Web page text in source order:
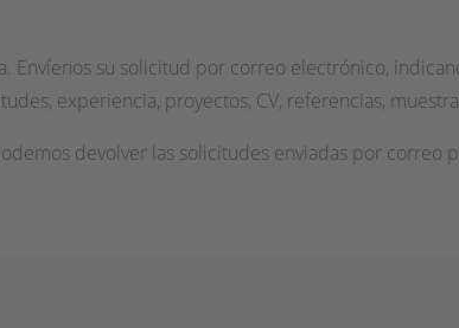
Envíenos su solicitud por correo electrónico,
experiencia, proyectos, CV, referencias,
devolver las solicitudes enviadas por correo